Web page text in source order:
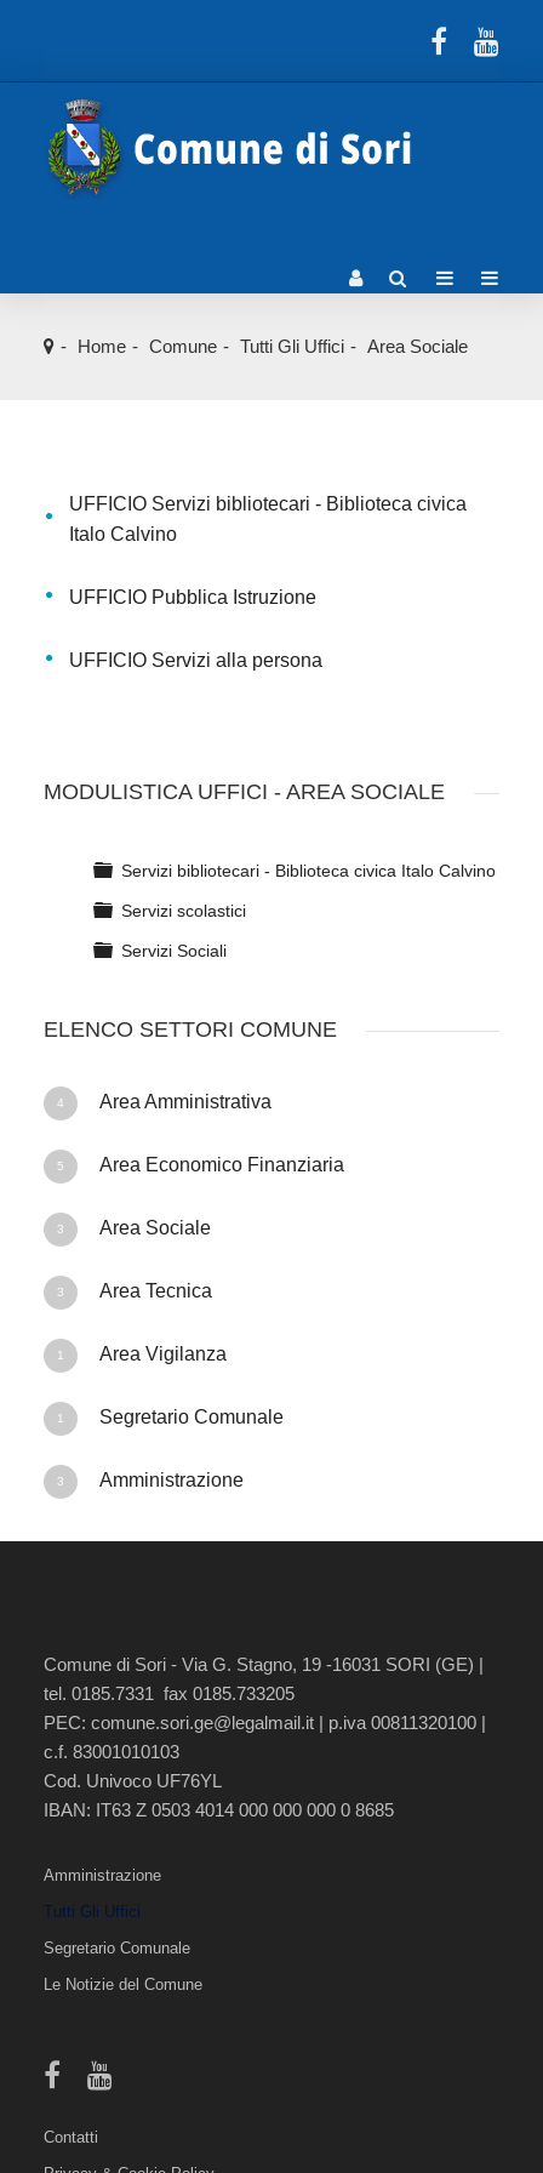
Home Comune Tutti Gli Uffici Area Sociale
UFFICIO Servizi bibliotecari - Biblioteca civica
Italo Calvino
UFFICIO Pubblica Istruzione
UFFICIO Servizi alla persona
MODULISTICA UFFICI - AREA SOCIALE
C
r
t
l
Servizi bibliotecari - Biblioteca civica Italo Calvino
C
r
l
Servizi scolastici
C
t
l
Servizi Sociali
ELENCO SETTORI COMUNE
4 Area Amministrativa
5 Area Economico Finanziaria
3 Area Sociale
3 Area Tecnica
1 Area Vigilanza
1 Segretario Comunale
3 Amministrazione
Comune di Sori - Via G. Stagno, 19 -16031 SORI (GE) |
tel. 0185.7331 fax 0185.733205
PEC: comune.sori.ge@legalmail.it | p.iva 00811320100 |
c.f. 83001010103
Cod. Univoco UF76YL
IBAN: IT63 Z 0503 4014 000 000 000 0 8685
Amministrazione
Tutti Gli Uffici
Segretario Comunale
Le Notizie del Comune
Contatti